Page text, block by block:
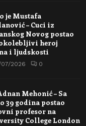
je Mustafa
– Cuci iz
Novog postao
heroj
i ljudskosti
07/2026 0
Mehonić – Sa
39 godina postao
profesor na
College London